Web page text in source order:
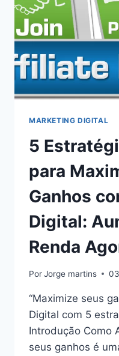
MARKETING DIGITAL
5
para
Ganhos
Digital:
Renda
PorJorge martins
“Maximize seus
Digital com 5
Introdução Como
seus ganhos é